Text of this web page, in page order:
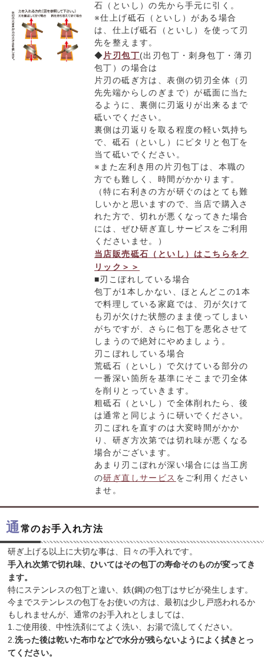
石（といし）の先から手元に引く。
※仕上げ砥石（といし）がある場合
は、仕上げ砥石（といし）を使って刃
先を整えます。
◆片刃包丁(出刃包丁・刺身包丁・薄刃
包丁）の場合は
片刃の砥ぎ方は、表側の切刃全体（刃
先先端からしのぎまで）が砥面に当た
るように、裏側に刃返りが出来るまで
砥いでください。
裏側は刃返りを取る程度の軽い気持ち
で、砥石（といし）にピタリと包丁を
当て砥いでください。
※また左利き用の片刃包丁は、本職の
方でも難しく、時間がかかります。
（特に右利きの方が研ぐのはとても難
しいかと思いますので、当店で購入さ
れた方で、切れが悪くなってきた場合
には、ぜひ研ぎ直しサービスをご利用
くださいませ。）
当店販売砥石（といし）はこちらをク
リック＞＞
■刃こぼれしている場合
包丁が1本しかない、ほとんどこの1本
で料理している家庭では、刃が欠けて
も刃が欠けた状態のまま使ってしまい
がちですが、さらに包丁を悪化させて
しまうので絶対にやめましょう。
刃こぼれしている場合
荒砥石（といし）で欠けている部分の
一番深い箇所を基準にそこまで刃全体
を削りとっていきます。
粗砥石（といし）で全体削れたら、後
は通常と同じように研いでください。
刃こぼれを直すのは大変時間がかか
り、研ぎ方次第では切れ味が悪くなる
場合がございます。
あまり刃こぼれが深い場合には当工房
の研ぎ直しサービス をご利用ください
ませ。
通 常のお手入れ方法
研ぎ上げる以上に大切な事は、日々の手入れです。
手入れ次第で切れ味、ひいてはその包丁の寿命そのものが変ってき
ます。
特にステンレスの包丁と違い、鉄(鋼)の包丁はサビが発生します。
今までステンレスの包丁をお使いの方は、最初は少し戸惑われるか
もしれませんが、通常のお手入れとしましては、
1.ご使用後、中性洗剤にてよく洗い、お湯で流してください。
2.洗った後は乾いた布巾などで水分が残らないようによく拭きとっ
てください。